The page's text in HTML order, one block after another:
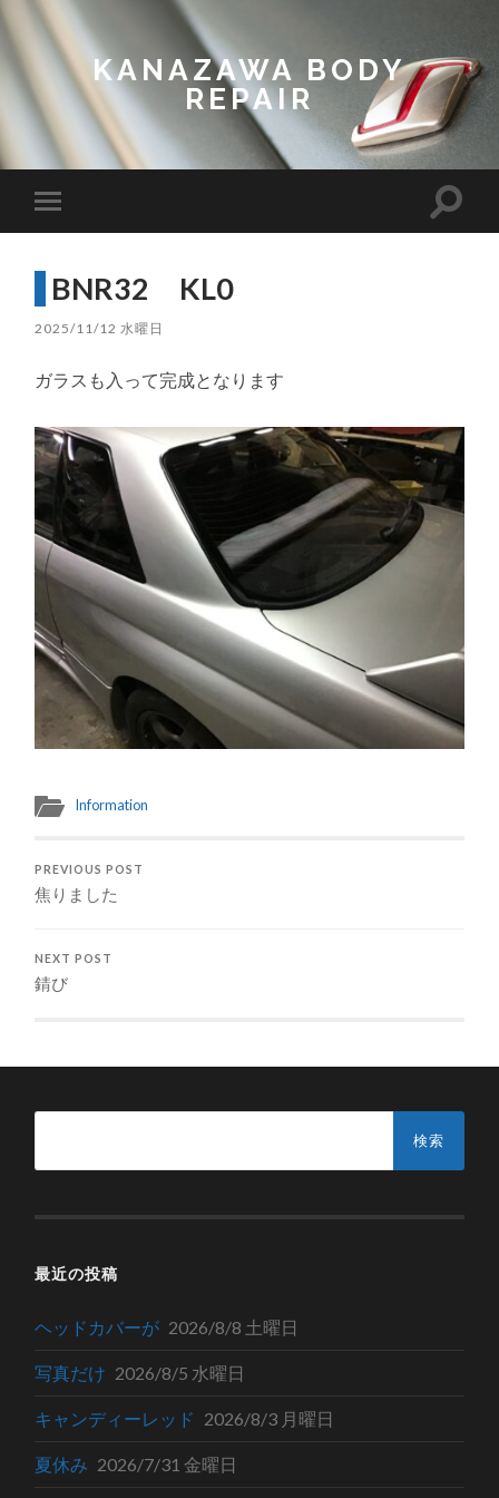
KANAZAWA BODY
REPAIR
mobile
Toggle
BNR32 KL0
2025/11/12 水曜日
ガラスも入って完成となります
Information
PREVIOUS POST
焦りました
NEXT POST
錆び
最近の投稿
ヘッドカバーが 2026/8/8 土曜日
写真だけ 2026/8/5 水曜日
キャンディーレッド 2026/8/3 月曜日
夏休み 2026/7/31 金曜日